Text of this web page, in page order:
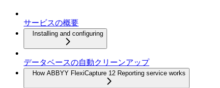
サービスの概要
Installing and configuring
データベースの自動クリーンアップ
How ABBYY FlexiCapture 12 Reporting service works